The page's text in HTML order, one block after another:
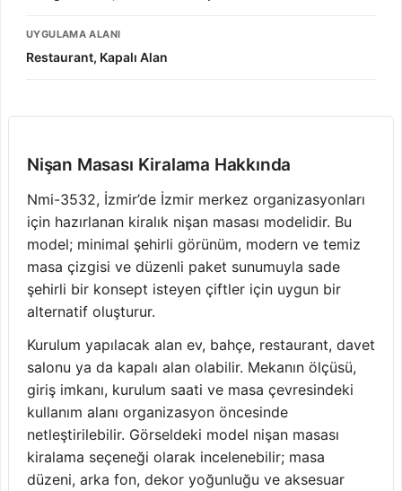
UYGULAMA ALANI
Restaurant, Kapalı Alan
Nişan Masası Kiralama Hakkında
Nmi-3532, İzmir’de İzmir merkez organizasyonları
için hazırlanan kiralık nişan masası modelidir. Bu
model; minimal şehirli görünüm, modern ve temiz
masa çizgisi ve düzenli paket sunumuyla sade
şehirli bir konsept isteyen çiftler için uygun bir
alternatif oluşturur.
Kurulum yapılacak alan ev, bahçe, restaurant, davet
salonu ya da kapalı alan olabilir. Mekanın ölçüsü,
giriş imkanı, kurulum saati ve masa çevresindeki
kullanım alanı organizasyon öncesinde
netleştirilebilir. Görseldeki model nişan masası
kiralama seçeneği olarak incelenebilir; masa
düzeni, arka fon, dekor yoğunluğu ve aksesuar